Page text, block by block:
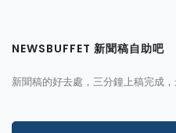
NEWSBUFFET 新聞稿自助吧
新聞稿的好去處，三分鐘上稿完成